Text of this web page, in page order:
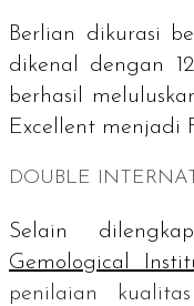
Berlian dikurasi
dikenal dengan
berhasil
Excellent menjadi
DOUBLE
Selain
Gemological
penilaian